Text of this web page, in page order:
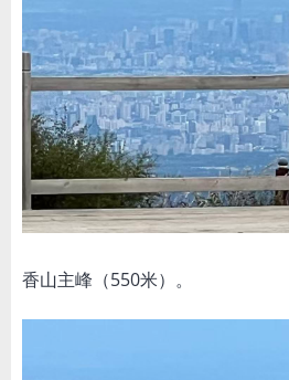
香山主峰（550米）。